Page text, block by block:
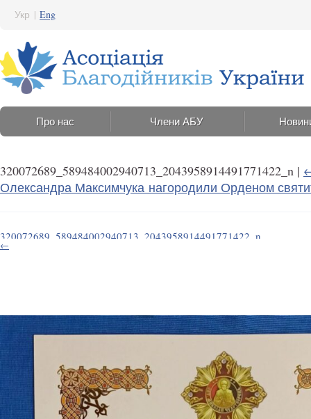
Укр | Eng
Про нас Члени АБУ
320072689_589484002940713_2043958914491771422_n |
Олександра Максимчука нагородили Орденом
320072689_589484002940713_2043958914491771422_n
23 Грудня 2022 12:35
←